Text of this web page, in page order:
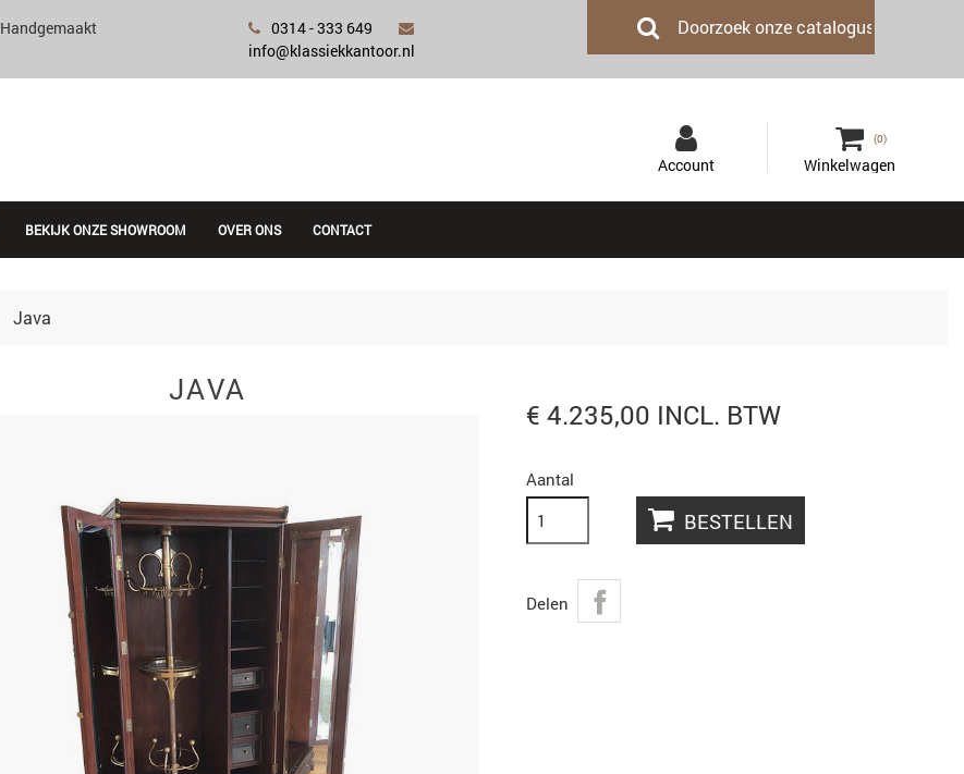
Handgemaakt
0314 - 333 649
info@klassiekkantoor.nl
(0)
BEKIJK ONZE SHOWROOM OVER ONS CONTACT
Java
JAVA
€ 4.235,00 INCL. BTW
Aantal
BESTELLEN
Delen